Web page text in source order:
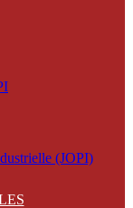
(JOPI)